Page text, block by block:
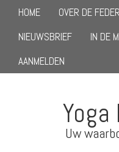
HOME OVER DE
NIEUWSBRIEF
IN DE
AANMELDEN
Uw